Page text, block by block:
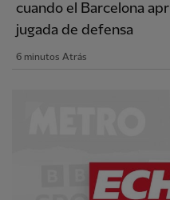
cuando el Barcelona
jugada de defensa
6 minutos Atrás